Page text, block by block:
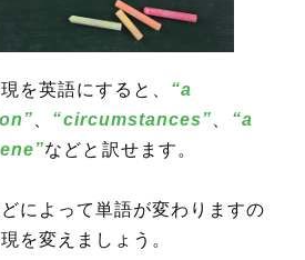
を英語にすると、 “a
“circumstances”
“a
などと訳せます。
によって単語が変わりますの
を変えましょう。